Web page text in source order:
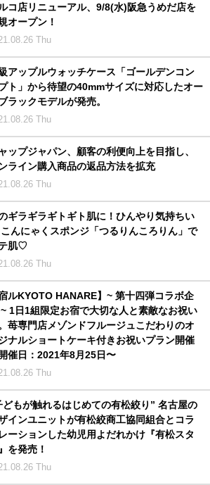
コ店リニューアル、9/8(水)阪急うめだ店を
オープン！
Thu
アップルウォッチケース「ゴールデンコン
ト」から待望の40mmサイズに対応したオー
ラックモデルが発売。
Thu
ップジャパン、顧客の利便向上を目指し、
ライン購入商品の返品方法を拡充
Thu
ギラギラギトギト肌に！ひんやり気持ちい
んにゃくスポンジ「つるりんころりん」で
肌♡
Thu
宿ルKYOTO HANARE】~ 第十四弾コラボ企
1日1組限定お宿で大切な人と素敵なお祝い
苺専門店メゾンドフルージュこだわりのオ
ナルショートケーキ付きお祝いプラン開催
開催日：2021年8月25日〜
Thu
もが触れるはじめての有松絞り” 名古屋の
インユニットが有松絞商工協同組合とコラ
ーションした幼児用よだれかけ『有松スタ
を発売！
Thu